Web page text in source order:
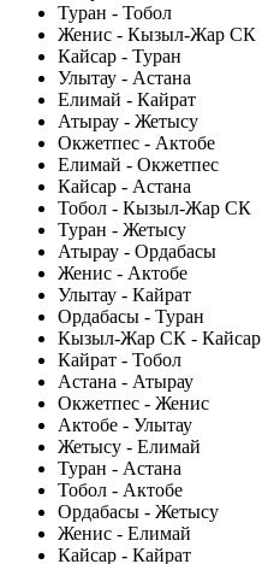
Туран - Тобол
Женис - Кызыл-Жар СК
Кайсар - Туран
Улытау - Астана
Елимай - Кайрат
Атырау - Жетысу
Окжетпес - Актобе
Елимай - Окжетпес
Кайсар - Астана
Тобол - Кызыл-Жар СК
Туран - Жетысу
Атырау - Ордабасы
Женис - Актобе
Улытау - Кайрат
Ордабасы - Туран
Кызыл-Жар СК - Кайсар
Кайрат - Тобол
Астана - Атырау
Окжетпес - Женис
Актобе - Улытау
Жетысу - Елимай
Туран - Астана
Тобол - Актобе
Ордабасы - Жетысу
Женис - Елимай
Кайсар - Кайрат